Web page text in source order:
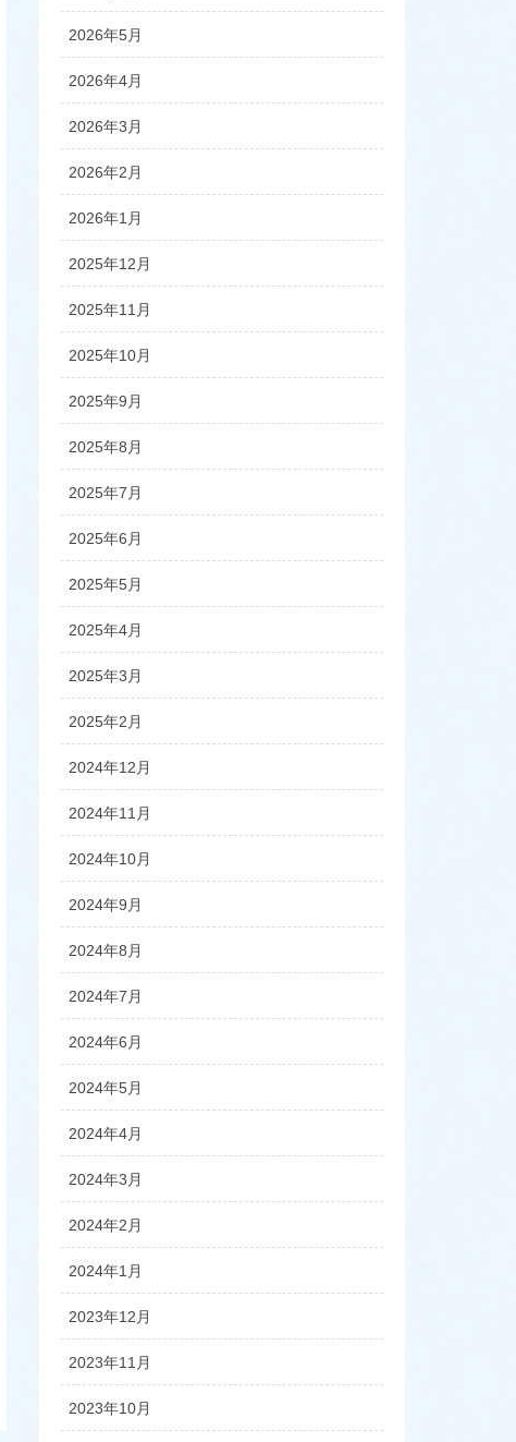
2026年5月
2026年4月
2026年3月
2026年2月
2026年1月
2025年12月
2025年11月
2025年10月
2025年9月
2025年8月
2025年7月
2025年6月
2025年5月
2025年4月
2025年3月
2025年2月
2024年12月
2024年11月
2024年10月
2024年9月
2024年8月
2024年7月
2024年6月
2024年5月
2024年4月
2024年3月
2024年2月
2024年1月
2023年12月
2023年11月
2023年10月